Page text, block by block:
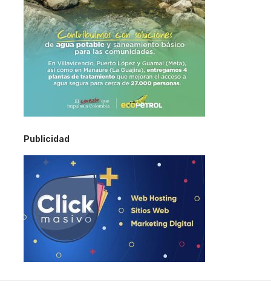
Publicidad